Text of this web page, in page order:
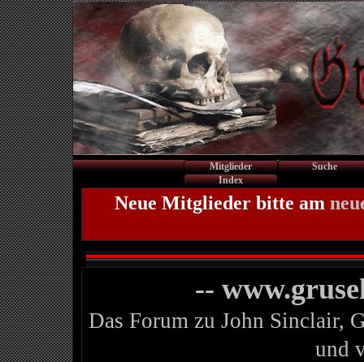
Mitglieder
Suche
Index
Neue Mitglieder bitte am
--
Das Forum zu John Sinclair,
und